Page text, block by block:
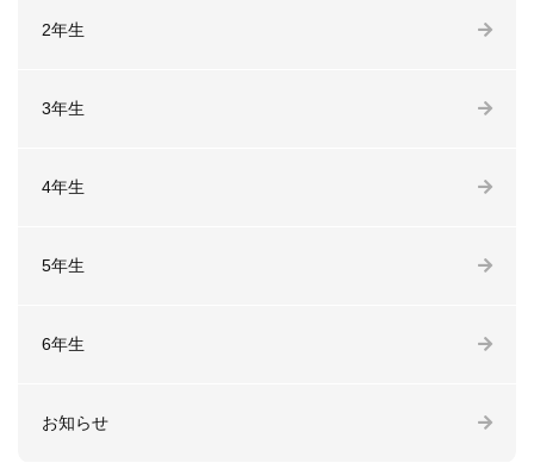
2年生
3年生
4年生
5年生
6年生
お知らせ